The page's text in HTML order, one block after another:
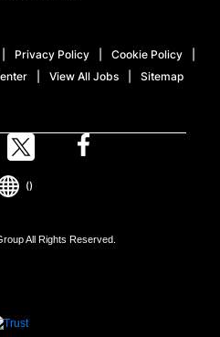
Privacy Policy Cookie Policy
View All Jobs Sitemap
All Rights Reserved.
()